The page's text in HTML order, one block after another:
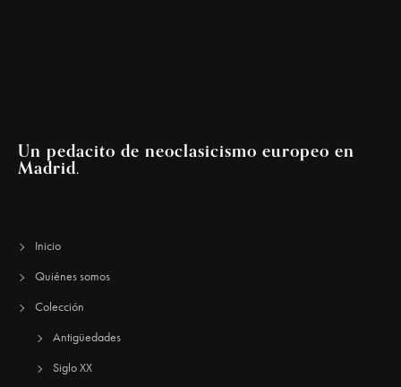
Un pedacito de neoclasicismo europeo en
Madrid.
Inicio
Quiénes somos
Colección
Antigüedades
Siglo XX